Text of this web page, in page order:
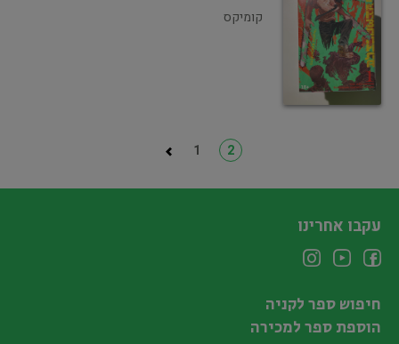
קומיקס
1 2
עקבו אחרינו
חיפוש ספר לקניה
הוספת ספר למכירה